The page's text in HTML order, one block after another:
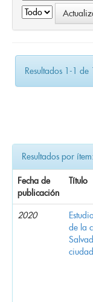
Resultados 1-1 de
Resultados por ítem:
Fecha de
publicación
Título
2020
de la